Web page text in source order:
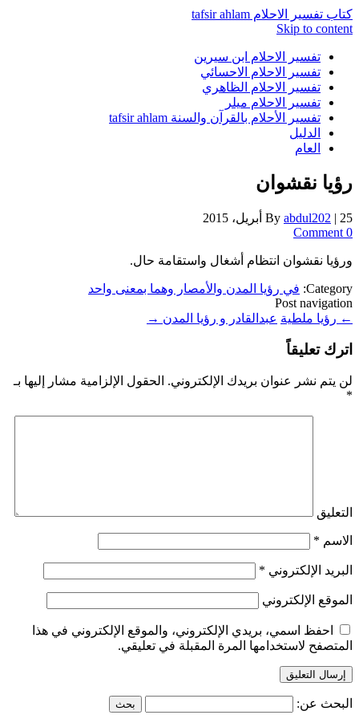
كتاب تفسير الاحلام tafsir ahlam
Skip to content
تفسير الاحلام ابن سيرين
تفسير الاحلام الاحسائي
تفسير الاحلام الظاهري
تفسير الاحلام ميلر
تفسير الأحلام بالقرآن والسنة tafsir ahlam
الدليل
العام
رؤيا نقشوان
By abdul202 | 25 أبريل، 2015
0 Comment
ورؤيا نقشوان انتظام أشغال واستقامة حال.
Category: في رؤيا المدن والأمصار وهما بمعنى واحد
Post navigation
← رؤيا ملطية عبدالقادر و رؤيا المدن →
اترك تعليقاً
لن يتم نشر عنوان بريدك الإلكتروني. الحقول الإلزامية مشار إليها بـ
*
التعليق
الاسم *
البريد الإلكتروني *
الموقع الإلكتروني
احفظ اسمي، بريدي الإلكتروني، والموقع الإلكتروني في هذا
المتصفح لاستخدامها المرة المقبلة في تعليقي.
البحث عن: